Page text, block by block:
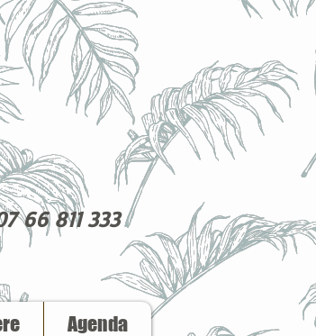
66 811 333
Agenda